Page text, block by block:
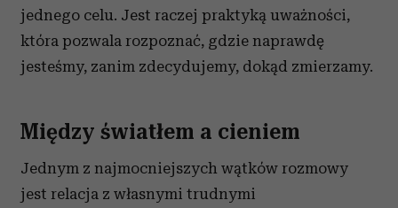
jednego celu. Jest raczej praktyką uważności,
która pozwala rozpoznać, gdzie naprawdę
jesteśmy, zanim zdecydujemy, dokąd zmierzamy.
Między światłem a cieniem
Jednym z najmocniejszych wątków rozmowy
jest relacja z własnymi trudnymi